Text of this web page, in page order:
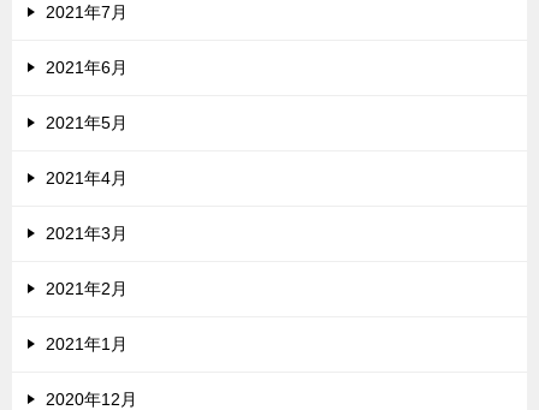
2021年7月
2021年6月
2021年5月
2021年4月
2021年3月
2021年2月
2021年1月
2020年12月